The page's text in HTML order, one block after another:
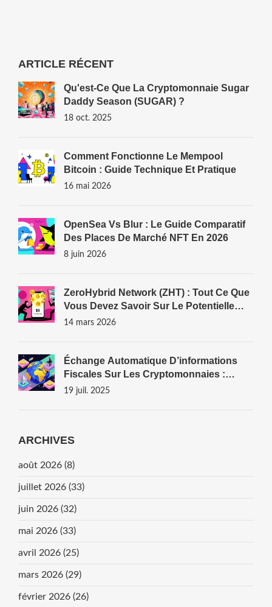
ARTICLE RÉCENT
Qu'est-Ce Que La Cryptomonnaie Sugar
Daddy Season (SUGAR) ?
18 oct. 2025
Comment Fonctionne Le Mempool
Bitcoin : Guide Technique Et Pratique
16 mai 2026
OpenSea Vs Blur : Le Guide Comparatif
Des Places De Marché NFT En 2026
8 juin 2026
ZeroHybrid Network (ZHT) : Tout Ce Que
Vous Devez Savoir Sur Le Potentielle
Airdrop Et CoinMarketCap
14 mars 2026
Échange Automatique D’informations
Fiscales Sur Les Cryptomonnaies :
Cadre, Mise En Œuvre Et Impacts
19 juil. 2025
ARCHIVES
août 2026 (8)
juillet 2026 (33)
juin 2026 (32)
mai 2026 (33)
avril 2026 (25)
mars 2026 (29)
février 2026 (26)